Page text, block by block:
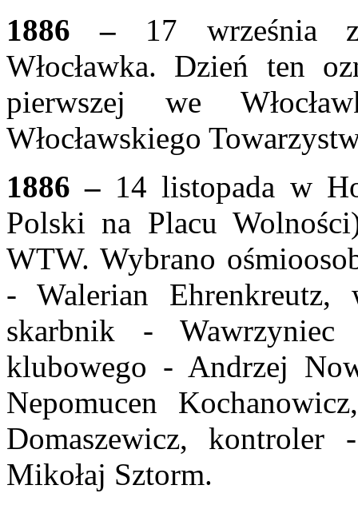
1886 – 17 września
Włocławka. Dzień ten
pierwszej we
Włocławskiego
1886 – 14 listopada w
Polski na Placu
WTW. Wybrano
- Walerian Ehrenkreutz,
skarbnik - Wawrzyniec
klubowego - Andrzej
Nepomucen
Domaszewicz,
Mikołaj Sztorm.